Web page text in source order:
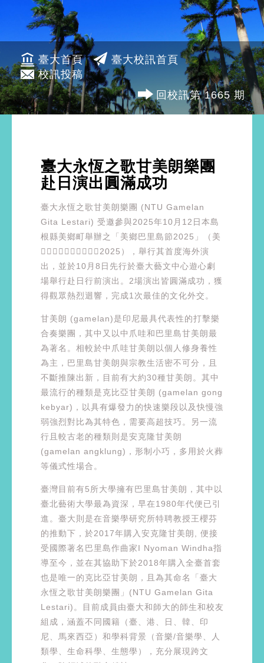
臺大首頁
臺大校訊首頁
校訊投稿
回校訊第 1665 期
臺大永恆之歌甘美朗樂團
赴日演出圓滿成功
臺大永恆之歌甘美朗樂團 (NTU Gamelan
Gita Lestari) 受邀參與2025年10月12日本島
根縣美鄉町舉辦之「美鄉巴里島節2025」（美
2025），舉行其首度海外演
出，並於10月8日先行於臺大藝文中心遊心劇
場舉行赴日行前演出。2場演出皆圓滿成功，獲
得觀眾熱烈迴響，完成1次最佳的文化外交。
甘美朗 (gamelan)是印尼最具代表性的打擊樂
合奏樂團，其中又以中爪哇和巴里島甘美朗最
為著名。相較於中爪哇甘美朗以個人修身養性
為主，巴里島甘美朗與宗教生活密不可分，且
不斷推陳出新，目前有大約30種甘美朗。其中
最流行的種類是克比亞甘美朗 (gamelan gong
kebyar)，以具有爆發力的快速樂段以及快慢強
弱強烈對比為其特色，需要高超技巧。另一流
行且較古老的種類則是安克隆甘美朗
(gamelan angklung)，形制小巧，多用於火葬
等儀式性場合。
臺灣目前有5所大學擁有巴里島甘美朗，其中以
臺北藝術大學最為資深，早在1980年代便已引
進。臺大則是在音樂學研究所特聘教授王櫻芬
的推動下，於2017年購入安克隆甘美朗, 便接
受國際著名巴里島作曲家I Nyoman Windha指
導至今，並在其協助下於2018年購入全臺首套
也是唯一的克比亞甘美朗，且為其命名「臺大
永恆之歌甘美朗樂團」(NTU Gamelan Gita
Lestari)。目前成員由臺大和師大的師生和校友
組成，涵蓋不同國籍（臺、港、日、韓、印
尼、馬來西亞）和學科背景（音樂/音樂學、人
類學、生命科學、生態學），充分展現跨文